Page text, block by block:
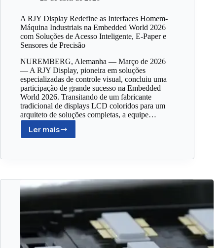
A RJY Display Redefine as Interfaces Homem-
Máquina Industriais na Embedded World 2026
com Soluções de Acesso Inteligente, E-Paper e
Sensores de Precisão
NUREMBERG, Alemanha — Março de 2026
— A RJY Display, pioneira em soluções
especializadas de controle visual, concluiu uma
participação de grande sucesso na Embedded
World 2026. Transitando de um fabricante
tradicional de displays LCD coloridos para um
arquiteto de soluções completas, a equipe…
Ler mais